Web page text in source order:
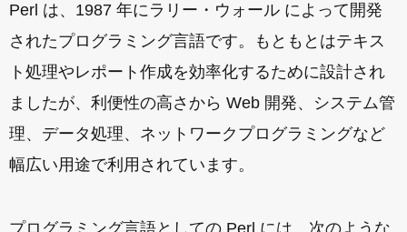
Perl は、1987 年にラリー・ウォール によって開発
されたプログラミング言語です。もともとはテキス
ト処理やレポート作成を効率化するために設計され
ましたが、利便性の高さから Web 開発、システム管
理、データ処理、ネットワークプログラミングなど
幅広い用途で利用されています。